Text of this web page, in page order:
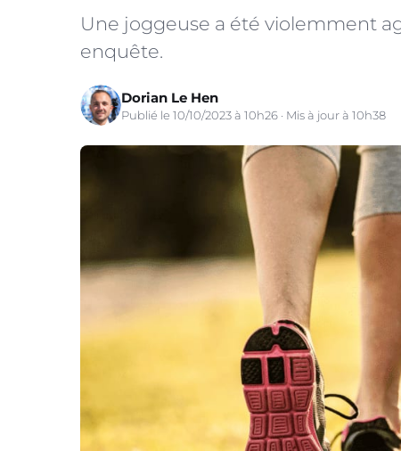
Une joggeuse a été violemment
enquête.
Dorian Le Hen
Publié le 10/10/2023 à 10h26 · Mis à jour à 10h38